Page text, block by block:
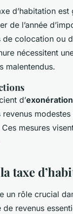
d’habitation
de l’année
de colocation ou
nécessitent
malentendus.
d’
mesures
taxe
un rôle crucial
revenus